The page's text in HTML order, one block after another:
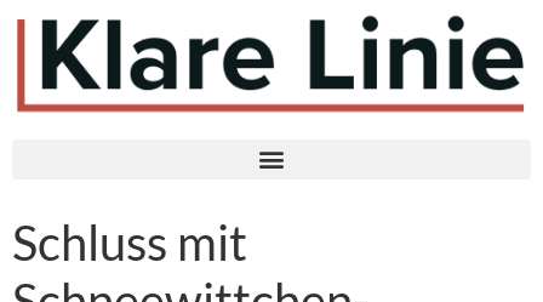
Schluss mit